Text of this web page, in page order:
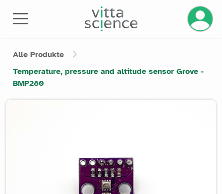
Ihr
Alle Produkte
Temperature, pressure and altitude sensor Grove -
BMP280